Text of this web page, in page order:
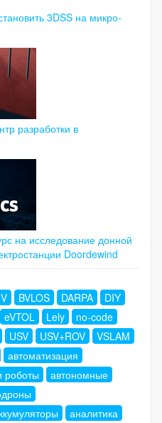
3DSS на микро-
разработки в
на исследование донной
Doordewind
BVLOS DARPA
DIY
eVTOL Lely
no-code
USV USV+ROV
VSLAM
автоматизация
роботы
автономные
аналитика